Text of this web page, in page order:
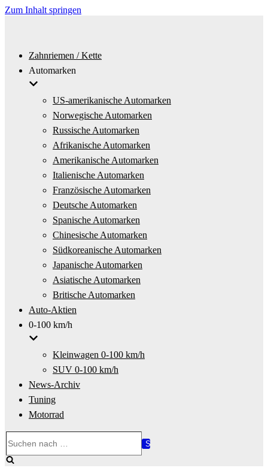
Zum Inhalt springen
Zahnriemen / Kette
Automarken
US-amerikanische Automarken
Norwegische Automarken
Russische Automarken
Afrikanische Automarken
Amerikanische Automarken
Italienische Automarken
Französische Automarken
Deutsche Automarken
Spanische Automarken
Chinesische Automarken
Südkoreanische Automarken
Japanische Automarken
Asiatische Automarken
Britische Automarken
Auto-Aktien
0-100 km/h
Kleinwagen 0-100 km/h
SUV 0-100 km/h
News-Archiv
Tuning
Motorrad
nach …